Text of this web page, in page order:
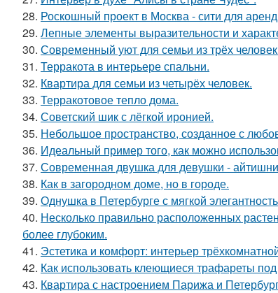
28. Роскошный проект в Москва - сити для
29. Лепные элементы выразительности и
30. Современный уют для семьи из трёх
31. Терракота в интерьере спальни.
32. Квартира для семьи из четырёх человек.
33. Терракотовое тепло дома.
34. Советский шик с лёгкой иронией.
35. Небольшое пространство, созданное с
36. Идеальный пример того, как можно
37. Современная двушка для девушки -
38. Как в загородном доме, но в городе.
39. Однушка в Петербурге с мягкой
40. Несколько правильно расположенных
более глубоким.
41. Эстетика и комфорт: интерьер
42. Как использовать клеющиеся трафареты
43. Квартира с настроением Парижа и